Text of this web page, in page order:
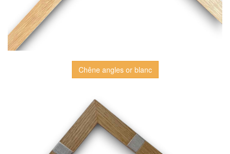
Chêne angles or blanc